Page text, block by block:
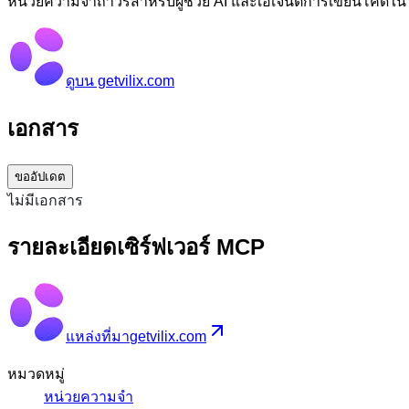
ดูบน getvilix.com
เอกสาร
ขออัปเดต
ไม่มีเอกสาร
รายละเอียดเซิร์ฟเวอร์ MCP
แหล่งที่มาgetvilix.com
หมวดหมู่
หน่วยความจำ